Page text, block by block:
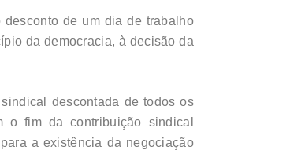
de um dia de trabalho
da democracia, à decisão da
descontada de todos os
o fim da contribuição sindical
a existência da negociação